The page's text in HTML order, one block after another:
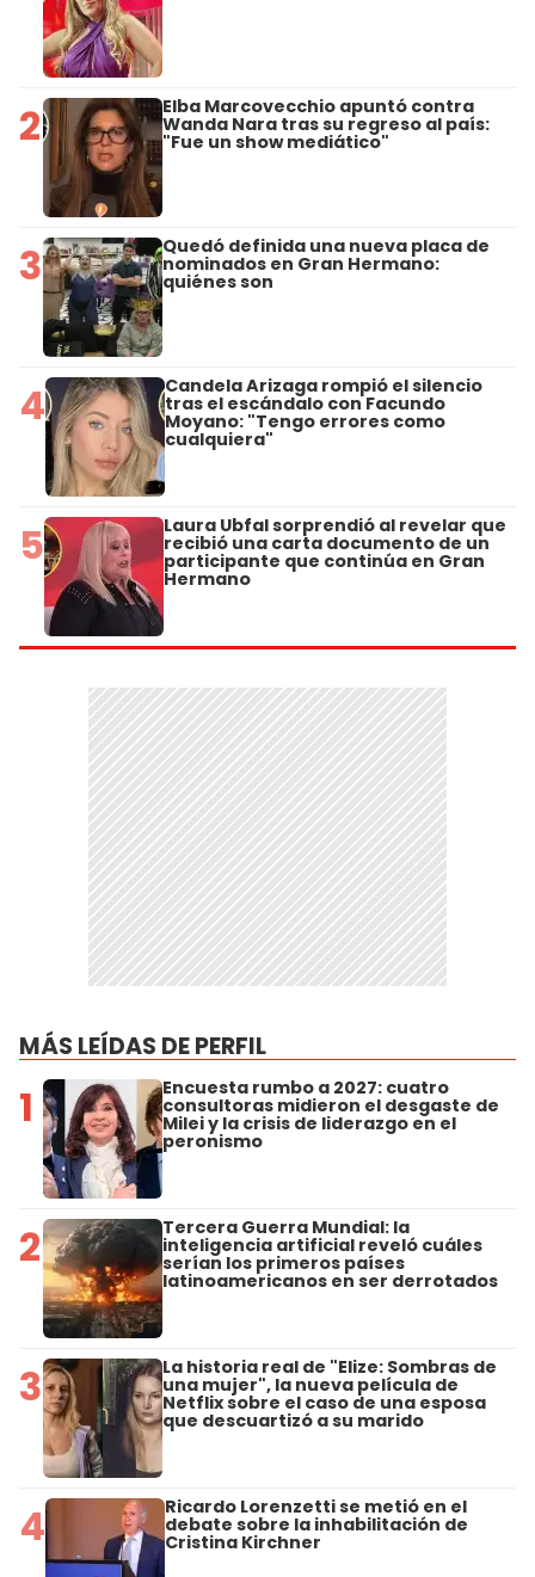
2 Elba Marcovecchio apuntó contra
Wanda Nara tras su regreso al país:
"Fue un show mediático"
3 Quedó definida una nueva placa de
nominados en Gran Hermano:
quiénes son
4 Candela Arizaga rompió el silencio
tras el escándalo con Facundo
Moyano: "Tengo errores como
cualquiera"
5 Laura Ubfal sorprendió al revelar que
recibió una carta documento de un
participante que continúa en Gran
Hermano
MÁS LEÍDAS DE PERFIL
1 Encuesta rumbo a 2027: cuatro
consultoras midieron el desgaste de
Milei y la crisis de liderazgo en el
peronismo
2 Tercera Guerra Mundial: la
inteligencia artificial reveló cuáles
serían los primeros países
latinoamericanos en ser derrotados
3 La historia real de "Elize: Sombras de
una mujer", la nueva película de
Netflix sobre el caso de una esposa
que descuartizó a su marido
4 Ricardo Lorenzetti se metió en el
debate sobre la inhabilitación de
Cristina Kirchner